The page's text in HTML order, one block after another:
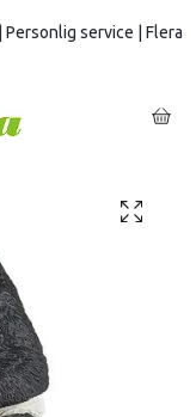
service | Flera